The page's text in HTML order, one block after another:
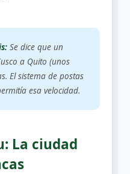
Se dice que un
a Quito (unos
El sistema de postas
esa velocidad.
La ciudad